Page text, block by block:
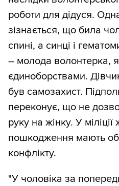
роботи для дідуся.
зізнається, що била
спині, а синці і
– молода волонтерка,
єдиноборствами.
був самозахист.
переконує, що не
руку на жінку. У
пошкодження мають
конфлікту.
"У чоловіка за